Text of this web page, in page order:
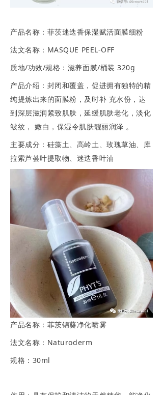
产品名称：菲茨迷迭香保湿赋活面膜细粉
法文名称：MASQUE PEEL-OFF
质地/功效/规格：滋养面膜/桶装 320g
产品介绍：封闭和覆盖，促进拥有独特的精
纯提炼出来的面膜粉，及时补 充水份，达
到深层滋润紧致肌肤，延缓肌肤老化，淡化
皱纹， 嫩白，保湿令肌肤靓丽润泽 。
主要成分：硅藻土、高岭土、玫瑰草油、库
拉索芦荟叶提取物、迷迭香叶油
产品名称：菲茨锦葵净化喷雾
法文名称：Naturoderm
规格：30ml